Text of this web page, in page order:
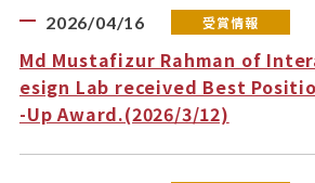
2026/04/16 受賞情報
Md Mustafizur Rahman of
esign Lab received Best
-Up Award.(2026/3/12)